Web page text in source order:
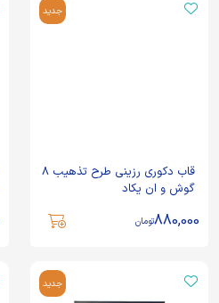
جدید
قاب دکوری رزینی طرح تذهیب 8
گوش و ان یکاد
880,000تومان
جدید